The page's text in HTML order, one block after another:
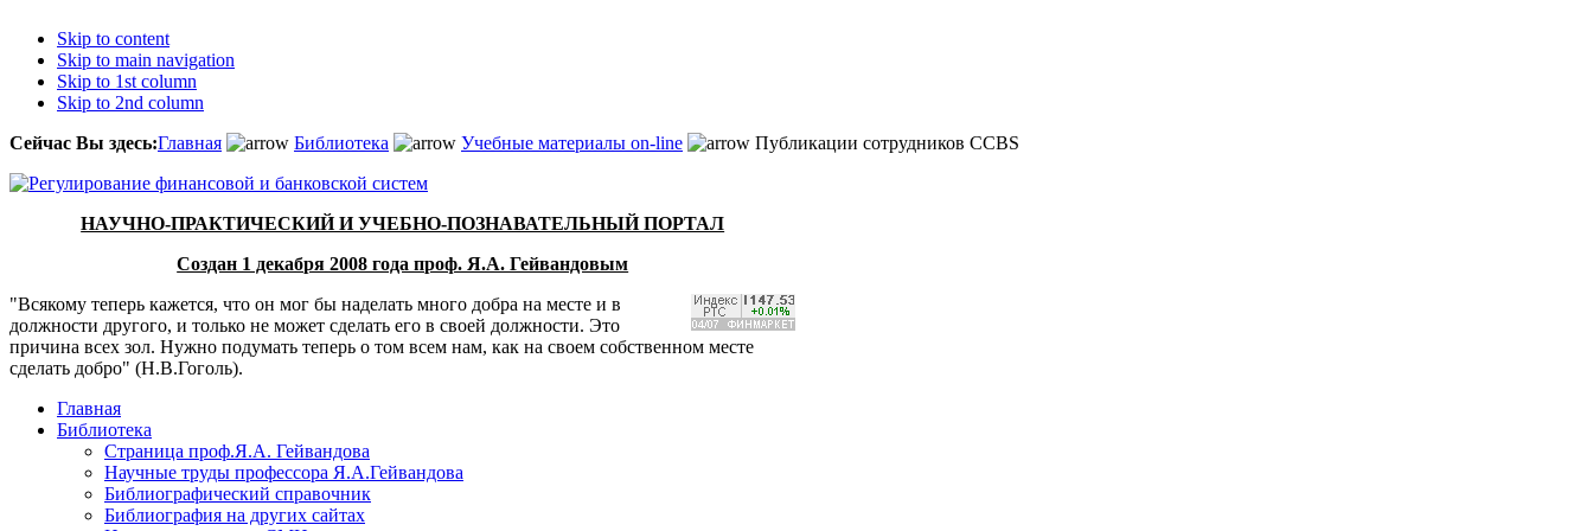
Skip to content
Skip to main navigation
Skip to 1st column
Skip to 2nd column
Сейчас Вы здесь:Главная Библиотека Учебные материалы on-line Публикации сотрудников CCBS
НАУЧНО-ПРАКТИЧЕСКИЙ И УЧЕБНО-ПОЗНАВАТЕЛЬНЫЙ ПОРТАЛ
Создан 1 декабря 2008 года проф. Я.А. Гейвандовым
"Всякому теперь кажется, что он мог бы наделать много добра на месте и в
должности другого, и только не может сделать его в своей должности. Это
причина всех зол. Нужно подумать теперь о том всем нам, как на своем собственном месте
сделать добро" (Н.В.Гоголь).
Главная
Библиотека
Страница проф.Я.А. Гейвандова
Научные труды профессора Я.А.Гейвандова
Библиографический справочник
Библиография на других сайтах